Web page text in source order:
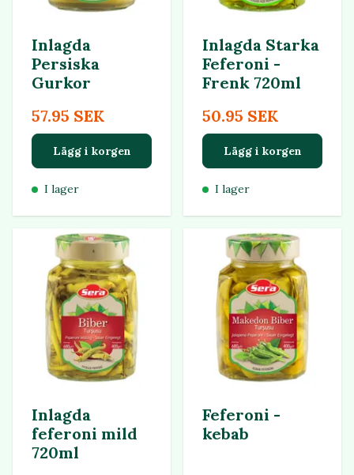
Inlagda
Persiska
Gurkor
57.95 SEK
Lägg i korgen
I lager
Inlagda Starka
Feferoni -
Frenk 720ml
50.95 SEK
Lägg i korgen
I lager
Inlagda
feferoni mild
720ml
Feferoni -
kebab